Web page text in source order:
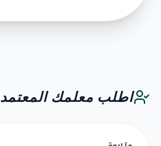
اطلب معلمك المعتمد